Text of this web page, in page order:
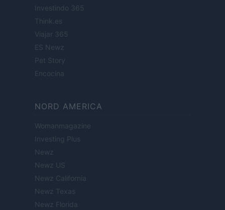
Investindo 365
Think.es
Viajar 365
ES Newz
Pet Story
Encocina
NORD AMERICA
Womanmagazine
Investing Plus
Newz
Newz US
Newz California
Newz Texas
Newz Florida